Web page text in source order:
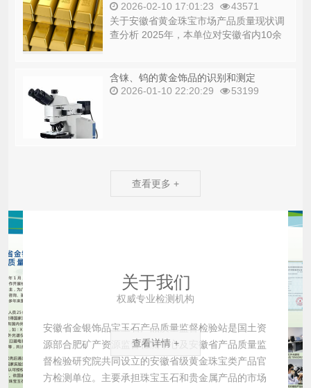
2026-02-10 17:01:23
43571
关于安徽省黄金珠宝市场产品质量现状调
查分析 2025年，本单位对安徽省内10余
含铼、钨的黄金饰品的识别和测定
2026-01-10 22:20:29
53199
查看更多 +
关于我们
权威专业检测机构
安徽省金银饰品宝玉石产品质量监督检验站是国土资
源部合肥矿产资源监督检测中心及安徽省产品质量监
督检验研究院共同设立的安徽省级黄金珠宝类产品官
方检测单位。主要承担珠宝玉石和贵金属产品的市场
查看详情 +